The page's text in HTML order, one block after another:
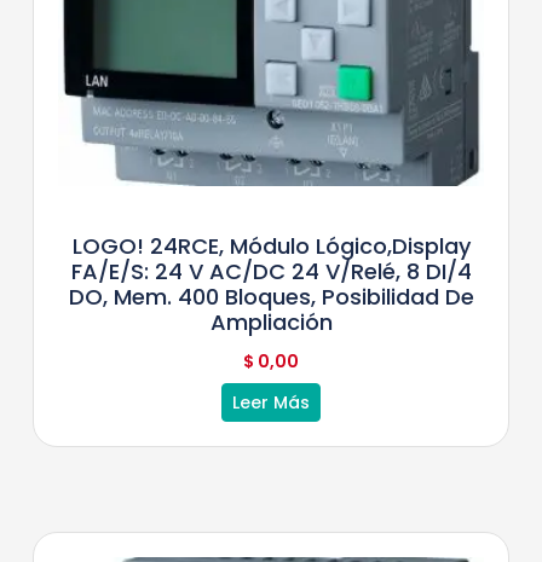
LOGO! 24RCE, Módulo Lógico,display
FA/E/S: 24 V AC/DC 24 V/relé, 8 DI/4
DO, Mem. 400 Bloques, Posibilidad De
Ampliación
$ 0,00
Leer Más